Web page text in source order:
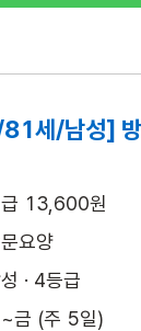
세/남성] 방
13,600원
요양
· 4등급
금 (주 5일)